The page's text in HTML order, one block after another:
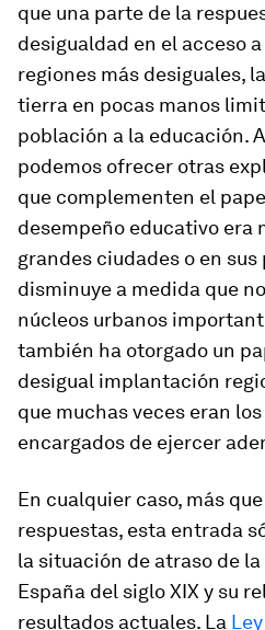
que una parte de la
desigualdad en el acceso
regiones más desiguales,
tierra en pocas manos
población a la educación.
podemos ofrecer otras
que complementen el
desempeño educativo era
grandes ciudades o en
disminuye a medida que
núcleos urbanos
también ha otorgado un
desigual implantación
que muchas veces eran
encargados de ejercer
En cualquier caso, más
respuestas, esta entrada
la situación de atraso de
España del siglo XIX y su
resultados actuales. La